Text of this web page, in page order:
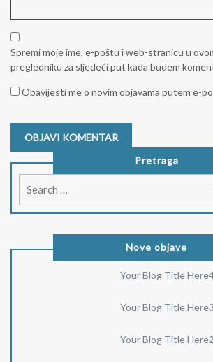
Spremi moje ime, e-poštu i web-stranicu u
pregledniku za sljedeći put kada budem
Obavijesti me o novim objavama putem e-
Pretraga
Nove objave
Your Blog Title
Your Blog Title Here3
Your Blog Title Here2